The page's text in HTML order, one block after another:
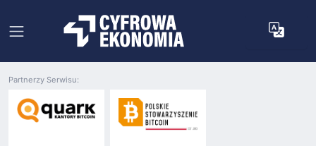
Partnerzy Serwisu: